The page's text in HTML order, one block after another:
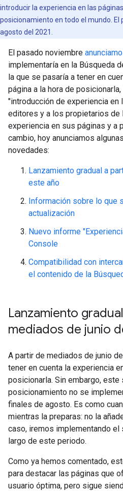
introducir la experiencia en las
posicionamiento en todo el mundo.
agosto del 2021.
El pasado noviembre
implementaría en la Búsqueda
la que se pasaría a tener en
página a la hora de
"introducción de experiencia en
editores y a los propietarios
experiencia en sus páginas y a
cambio, hoy anunciamos
novedades:
Lanzamiento gradual a
este año
Información sobre lo que
actualización
Nuevo informe
Console
Compatibilidad con
el contenido de la
Lanzamiento
mediados de junio
A partir de mediados de junio
tener en cuenta la experiencia
posicionarla. Sin embargo,
posicionamiento no se
finales de agosto. Es como
mientras la preparas: no la
caso, iremos implementando
largo de este periodo.
Como ya hemos comentado,
para destacar las páginas que
usuario óptima, pero sigue